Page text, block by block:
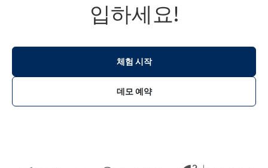
입하세요!
체험 시작
데모 예약